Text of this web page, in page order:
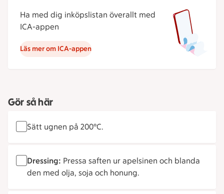
Ha med dig inköpslistan överallt med
ICA-appen
Läs mer om ICA-appen
Gör så här
Sätt ugnen på 200°C.
Dressing: Pressa saften ur apelsinen och blanda
den med olja, soja och honung.